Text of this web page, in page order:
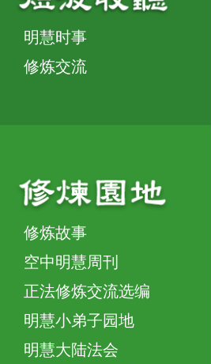
明慧时事
修炼交流
修炼故事
空中明慧周刊
正法修炼交流选编
明慧小弟子园地
明慧大陆法会